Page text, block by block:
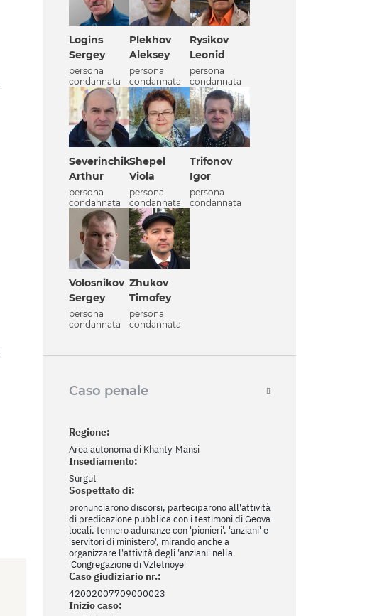
Logins
Sergey
persona
condannata
Plekhov
Aleksey
persona
condannata
Rysikov
Leonid
persona
condannata
Severinchik
Arthur
persona
condannata
Shepel
Viola
persona
condannata
Trifonov
Igor
persona
condannata
Volosnikov
Sergey
persona
condannata
Zhukov
Timofey
persona
condannata
Caso penale
Regione:
Area autonoma di Khanty-Mansi
Insediamento:
Surgut
Sospettato di:
pronunciarono discorsi, parteciparono all'attività
di predicazione pubblica con i testimoni di Geova
locali, tennero adunanze con 'pionieri', 'anziani' e
'servitori di ministero', mirando anche a
organizzare l'attività degli 'anziani' nella
'Congregazione di Vzletnoye'
Caso giudiziario nr.:
42002007709000023
Inizio caso: